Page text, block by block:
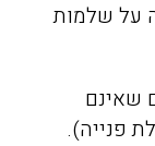
על שלמות
שאינם
פנייה).